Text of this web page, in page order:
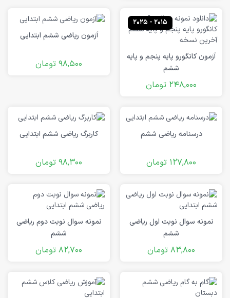
2015 - 2025
آزمون کانگورو پایه پنجم و پایه
ششم
248,000 تومان
آزمون ریاضی ششم ابتدایی
98,500 تومان
درسنامه ریاضی ششم
127,800 تومان
کاربرگ ریاضی ششم ابتدایی
98,300 تومان
نمونه سوال نوبت اول ریاضی
ششم
83,800 تومان
نمونه سوال نوبت دوم ریاضی
ششم
82,700 تومان